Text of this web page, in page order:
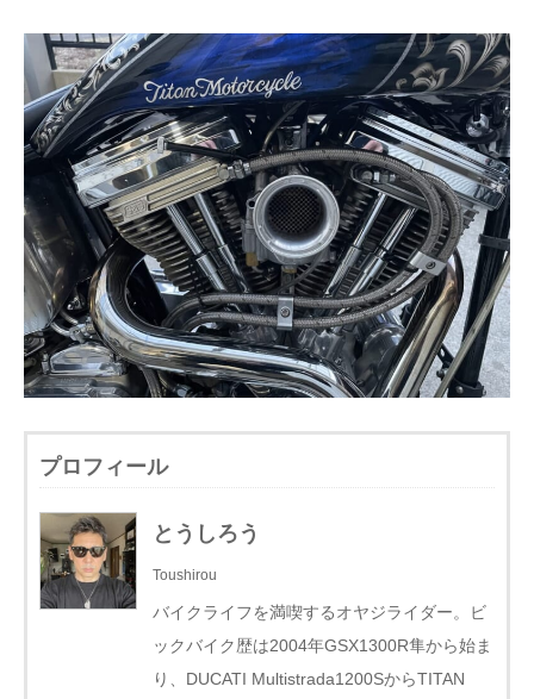
プロフィール
とうしろう
Toushirou
バイクライフを満喫するオヤジライダー。ビ
ックバイク歴は2004年GSX1300R隼から始ま
り、DUCATI Multistrada1200SからTITAN